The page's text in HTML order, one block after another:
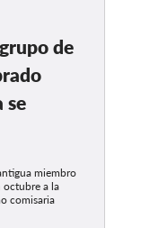
de
se
miembro
octubre a la
comisaria